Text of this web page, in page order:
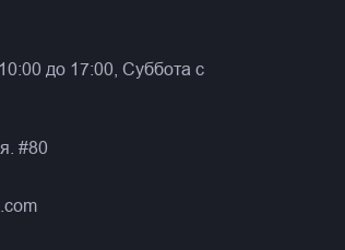
до 17:00, Суббота с
#80